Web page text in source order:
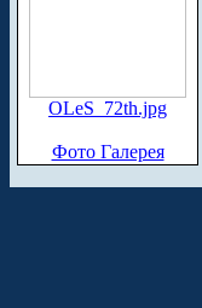
OLeS_72th.jpg
Фото Галерея